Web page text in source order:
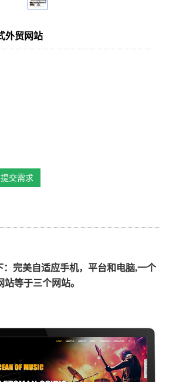
外贸网站
提交需求
：完美自适应手机，平台和电脑,一个
站等于三个网站。